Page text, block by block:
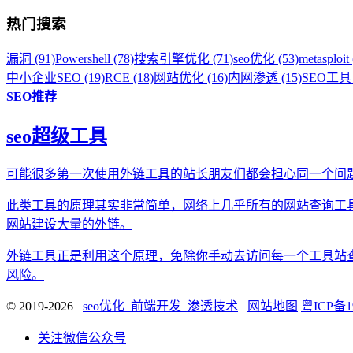
热门搜索
漏洞 (91)Powershell (78)搜索引擎优化 (71)seo优化 (53)metasploit
中小企业SEO (19)RCE (18)网站优化 (16)内网渗透 (15)SEO工
SEO推荐
seo超级工具
可能很多第一次使用外链工具的站长朋友们都会担心同一个
此类工具的原理其实非常简单，网络上几乎所有的网站查询
网站建设大量的外链。
外链工具正是利用这个原理，免除你手动去访问每一个工具
风险。
© 2019-2026 seo优化_前端开发_渗透技术 网站地图 粤ICP备
关注微信公众号